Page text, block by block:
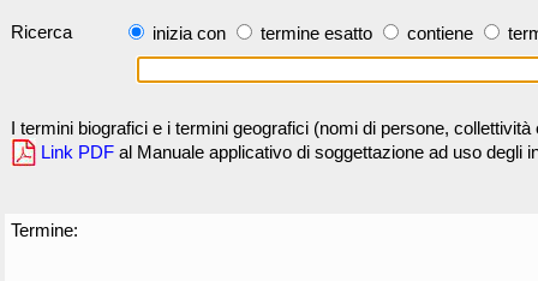
Ricerca inizia con termine esatto contiene
I termini biografici e i termini geografici (nomi di persone,
Link PDF al Manuale applicativo di soggettazione ad uso degli
Termine: